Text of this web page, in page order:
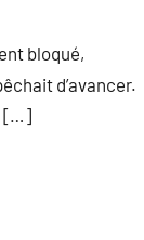
bloqué,
d’avancer.
[…]